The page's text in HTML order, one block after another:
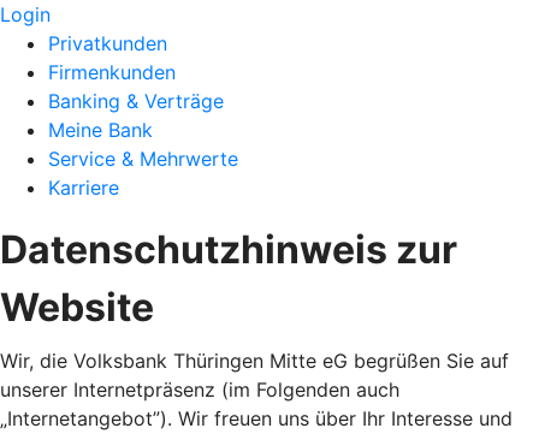
Login
Privatkunden
Firmenkunden
Banking & Verträge
Meine Bank
Service & Mehrwerte
Karriere
Datenschutzhinweis zur
Website
Wir, die Volksbank Thüringen Mitte eG begrüßen Sie auf
unserer Internetpräsenz (im Folgenden auch
„Internetangebot”). Wir freuen uns über Ihr Interesse und